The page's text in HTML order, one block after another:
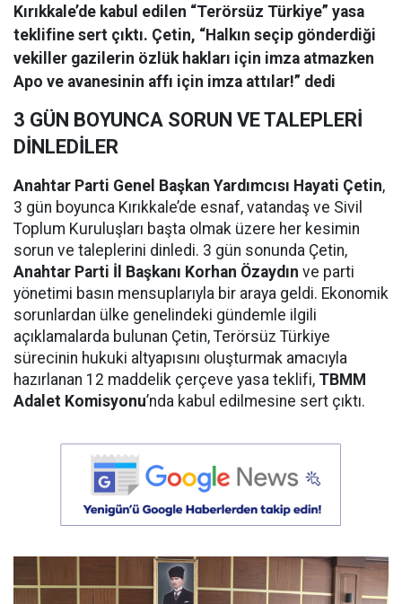
Kırıkkale’de kabul edilen “Terörsüz Türkiye” yasa
teklifine sert çıktı. Çetin, “Halkın seçip gönderdiği
vekiller gazilerin özlük hakları için imza atmazken
Apo ve avanesinin affı için imza attılar!” dedi
3 GÜN BOYUNCA SORUN VE TALEPLERİ
DİNLEDİLER
Anahtar Parti Genel Başkan Yardımcısı Hayati Çetin,
3 gün boyunca Kırıkkale’de esnaf, vatandaş ve Sivil
Toplum Kuruluşları başta olmak üzere her kesimin
sorun ve taleplerini dinledi. 3 gün sonunda Çetin,
Anahtar Parti İl Başkanı Korhan Özaydın ve parti
yönetimi basın mensuplarıyla bir araya geldi. Ekonomik
sorunlardan ülke genelindeki gündemle ilgili
açıklamalarda bulunan Çetin, Terörsüz Türkiye
sürecinin hukuki altyapısını oluşturmak amacıyla
hazırlanan 12 maddelik çerçeve yasa teklifi, TBMM
Adalet Komisyonu’nda kabul edilmesine sert çıktı.